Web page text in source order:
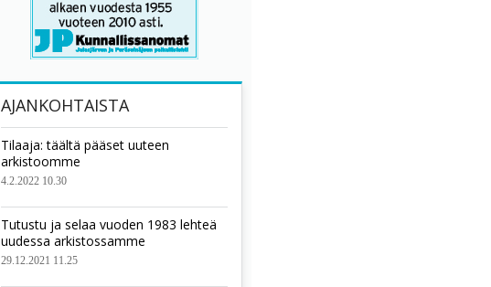
AJANKOHTAISTA
Tilaaja: täältä pääset uuteen
arkistoomme
4.2.2022 10.30
Tutustu ja selaa vuoden 1983 lehteä
uudessa arkistossamme
29.12.2021 11.25